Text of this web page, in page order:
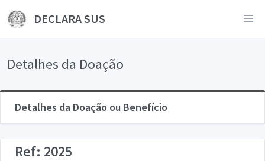
DECLARA SUS
Detalhes da Doação
Detalhes da Doação ou Benefício
Ref: 2025